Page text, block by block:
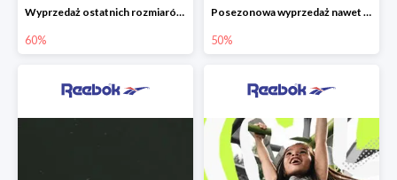
Wyprzedaż ostatnich rozmiarów w Reebok do -60%
60%
Posezonowa wyprzedaż nawet 50% taniej
50%